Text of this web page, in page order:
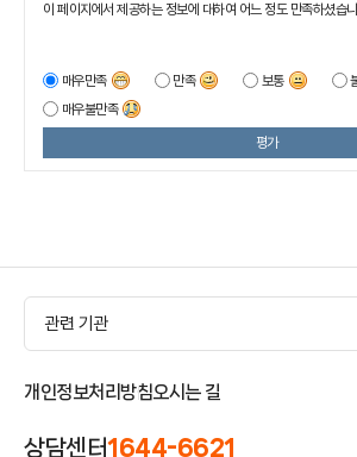
이 페이지에서 제공하는 정보에 대하여 어느 정도 만족하셨습
매우만족 만족 보통
매우불만족
평가
관련 기관
관련 기관
개인정보처리방침오시는 길
상담센터1644-6621